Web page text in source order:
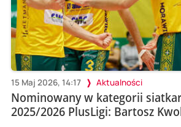
15 Maj 2026, 14:17 Aktualności
Nominowany w kategorii
2025/2026 PlusLigi: Bartosz